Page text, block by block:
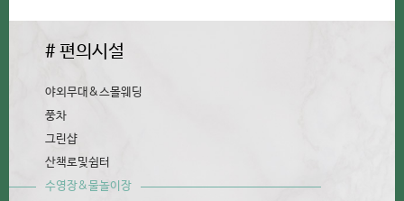
# 편의시설
야외무대&스몰웨딩
풍차
그린샵
산책로및쉼터
수영장&물놀이장